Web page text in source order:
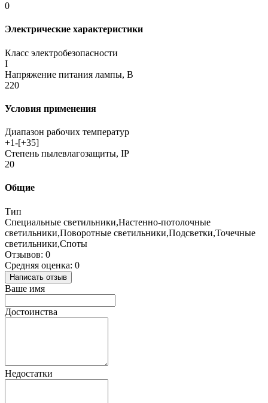
0
Электрические характеристики
Класс электробезопасности
I
Напряжение питания лампы, В
220
Условия применения
Диапазон рабочих температур
+1-[+35]
Степень пылевлагозащиты, IP
20
Общие
Тип
Специальные светильники,Настенно-потолочные
светильники,Поворотные светильники,Подсветки,Точечные
светильники,Споты
Отзывов: 0
Средняя оценка: 0
Написать отзыв
Ваше имя
Достоинства
Недостатки